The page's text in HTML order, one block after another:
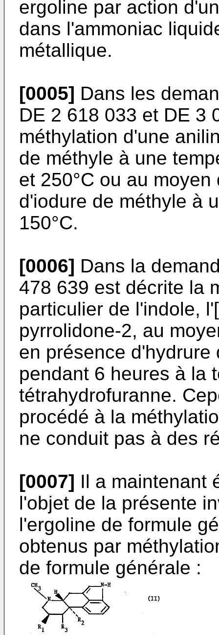
ergoline par action
dans l'ammoniac
métallique.
[0005] Dans les
DE 2 618 033 et DE 3
méthylation d'une
de méthyle à une
et 250°C ou au
d'iodure de méthyle à
150°C.
[0006] Dans la
478 639 est décrite la
particulier de l'indole,
pyrrolidone-2, au
en présence
pendant 6 heures à la
tétrahydrofuranne.
procédé à la
ne conduit pas à des
[0007] Il a maintenant
l'objet de la présente
l'ergoline de formule
obtenus par
de formule générale :